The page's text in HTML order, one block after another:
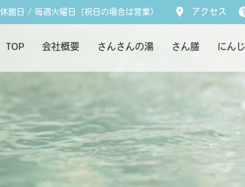
休館日 / 毎週火曜日（祝日の場合は営業） アクセス
TOP 会社概要 さんさんの湯 さん膳 にん